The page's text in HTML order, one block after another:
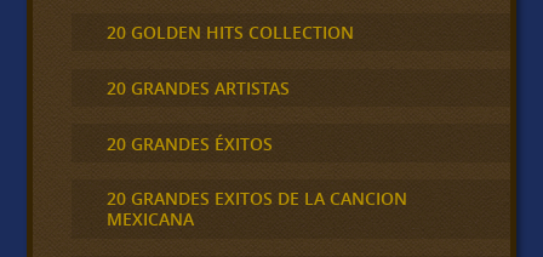
20 GOLDEN HITS COLLECTION
20 GRANDES ARTISTAS
20 GRANDES ÉXITOS
20 GRANDES EXITOS DE LA CANCION
MEXICANA